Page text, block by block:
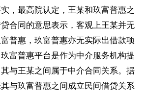
，最高院认定，王某和玖富普惠之
合同的意思表示，客观上王某并无
普惠，玖富普惠亦无实际出借款项
富普惠平台是作为中介服务机构提
与王某之间属于中介合同关系。据
与玖富普惠之间成立民间借贷关系